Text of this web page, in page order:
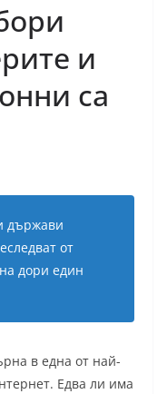
и
са
държави
от
дори един
в една от най-
Eдва ли има